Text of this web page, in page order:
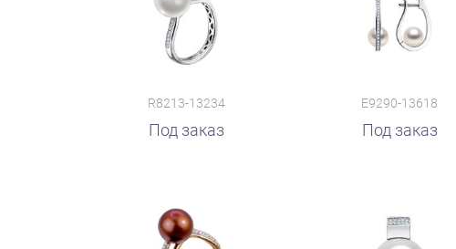
R8213-13234
Под заказ
E9290-13618
Под заказ
руб.